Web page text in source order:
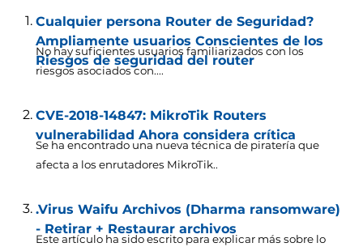
Cualquier persona Router de Seguridad?
Ampliamente usuarios Conscientes de los
Riesgos de seguridad del router
No hay suficientes usuarios familiarizados con los
riesgos asociados con....
CVE-2018-14847: MikroTik Routers
vulnerabilidad Ahora considera crítica
Se ha encontrado una nueva técnica de piratería que
afecta a los enrutadores MikroTik..
.Virus Waifu Archivos (Dharma ransomware)
- Retirar + Restaurar archivos
Este artículo ha sido escrito para explicar más sobre lo